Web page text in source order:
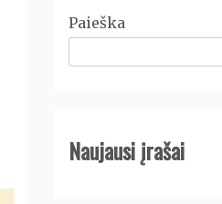
Paieška
Naujausi įrašai